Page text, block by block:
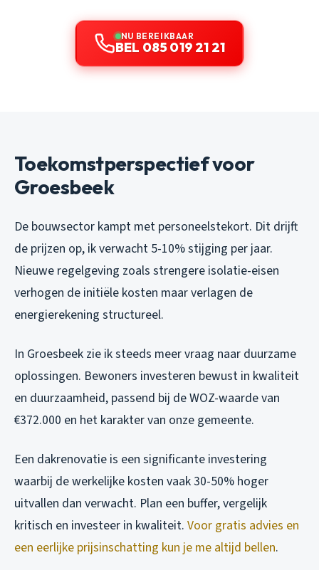
NU BEREIKBAAR
BEL 085 019 21 21
Toekomstperspectief voor
Groesbeek
De bouwsector kampt met personeelstekort. Dit drijft
de prijzen op, ik verwacht 5-10% stijging per jaar.
Nieuwe regelgeving zoals strengere isolatie-eisen
verhogen de initiële kosten maar verlagen de
energierekening structureel.
In Groesbeek zie ik steeds meer vraag naar duurzame
oplossingen. Bewoners investeren bewust in kwaliteit
en duurzaamheid, passend bij de WOZ-waarde van
€372.000 en het karakter van onze gemeente.
Een dakrenovatie is een significante investering
waarbij de werkelijke kosten vaak 30-50% hoger
uitvallen dan verwacht. Plan een buffer, vergelijk
kritisch en investeer in kwaliteit. Voor gratis advies en
een eerlijke prijsinschatting kun je me altijd bellen.